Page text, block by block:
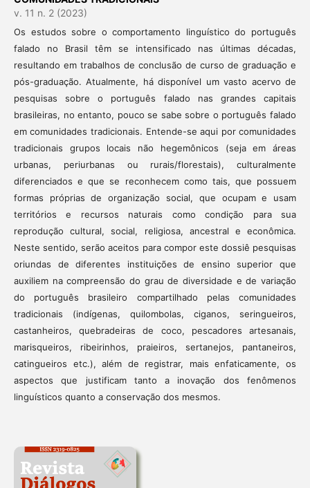
v. 11 n. 2 (2023)
Os estudos sobre o comportamento linguístico do português
falado no Brasil têm se intensificado nas últimas décadas,
resultando em trabalhos de conclusão de curso de graduação e
pós-graduação. Atualmente, há disponível um vasto acervo de
pesquisas sobre o português falado nas grandes capitais
brasileiras, no entanto, pouco se sabe sobre o português falado
em comunidades tradicionais. Entende-se aqui por comunidades
tradicionais grupos locais não hegemônicos (seja em áreas
urbanas, periurbanas ou rurais/florestais), culturalmente
diferenciados e que se reconhecem como tais, que possuem
formas próprias de organização social, que ocupam e usam
territórios e recursos naturais como condição para sua
reprodução cultural, social, religiosa, ancestral e econômica.
Neste sentido, serão aceitos para compor este dossiê pesquisas
oriundas de diferentes instituições de ensino superior que
auxiliem na compreensão do grau de diversidade e de variação
do português brasileiro compartilhado pelas comunidades
tradicionais (indígenas, quilombolas, ciganos, seringueiros,
castanheiros, quebradeiras de coco, pescadores artesanais,
marisqueiros, ribeirinhos, praieiros, sertanejos, pantaneiros,
catingueiros etc.), além de registrar, mais enfaticamente, os
aspectos que justificam tanto a inovação dos fenômenos
linguísticos quanto a conservação dos mesmos.